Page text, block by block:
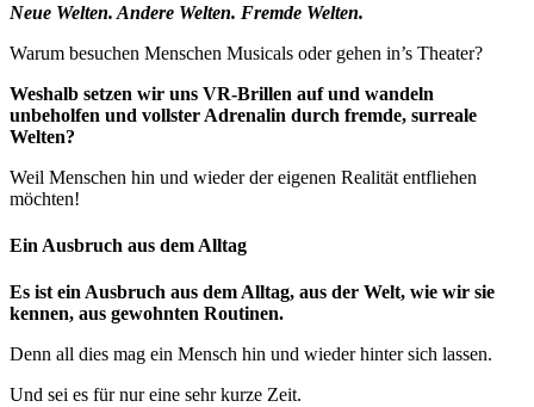
Neue Welten. Andere Welten. Fremde Welten.
Warum besuchen Menschen Musicals oder gehen in’s Theater?
Weshalb setzen wir uns VR-Brillen auf und wandeln
unbeholfen und vollster Adrenalin durch fremde, surreale
Welten?
Weil Menschen hin und wieder der eigenen Realität entfliehen
möchten!
Ein Ausbruch aus dem Alltag
Es ist ein Ausbruch aus dem Alltag, aus der Welt, wie wir sie
kennen, aus gewohnten Routinen.
Denn all dies mag ein Mensch hin und wieder hinter sich lassen.
Und sei es für nur eine sehr kurze Zeit.